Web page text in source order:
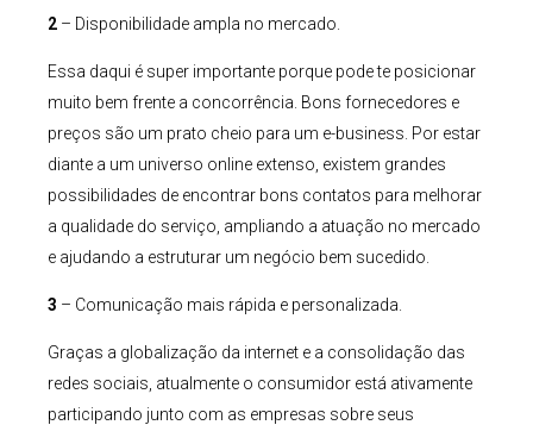
2 – Disponibilidade ampla no mercado.
Essa daqui é super importante porque pode te posicionar
muito bem frente a concorrência. Bons fornecedores e
preços são um prato cheio para um e-business. Por estar
diante a um universo online extenso, existem grandes
possibilidades de encontrar bons contatos para melhorar
a qualidade do serviço, ampliando a atuação no mercado
e ajudando a estruturar um negócio bem sucedido.
3 – Comunicação mais rápida e personalizada.
Graças a globalização da internet e a consolidação das
redes sociais, atualmente o consumidor está ativamente
participando junto com as empresas sobre seus